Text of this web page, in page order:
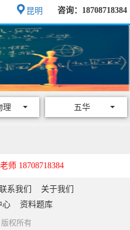
咨询：18708718384
昆明
理 五华
师 18708718384
系我们
关于我们
心 资料题库
权所有